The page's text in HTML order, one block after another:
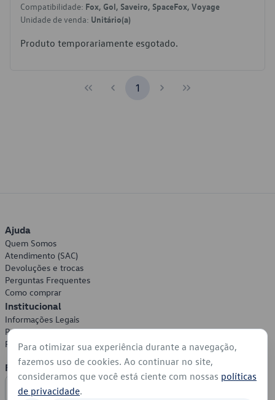
Compatibilidade: Fox, Gol, Saveiro, SpaceFox, Voyage
Unidade de venda: Unitário(a)
Produto temporariamente esgotado.
1
Ajuda
Quem Somos
Atendimento (SAC)
Devoluções e trocas
Perguntas Frequentes
Como comprar
Institucional
Informações Legais
Política de Privacidade
Política de Cookies
Formas de Pagamento
Para otimizar sua experiência durante a navegação,
fazemos uso de cookies. Ao continuar no site,
consideramos que você está ciente com nossas políticas
de privacidade.